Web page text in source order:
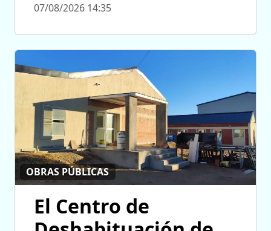
07/08/2026 14:35
OBRAS PÚBLICAS
El Centro de